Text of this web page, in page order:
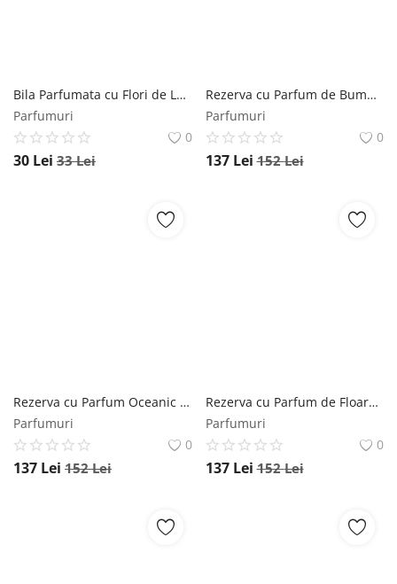
Bila Parfumata cu Flori de Lavanda - KANU Nature Fragrante Ball Levander, 105 g Kanu Nature
Parfumuri
0
30 Lei 33Lei
Rezerva cu Parfum de Bumbac pentru Odorizantul de Camera Mikado - La Casa De Los Aromas Especial Recarga, 1000 ml Mikado
Parfumuri
0
137 Lei 152Lei
Rezerva cu Parfum Oceanic pentru Odorizantul de Camera Mikado - La Casa De Los Aromas Especial Recarga, 1000 ml Mikado
Parfumuri
0
137 Lei 152Lei
Rezerva cu Parfum de Floare de Portocal pentru Odorizantul de Camera Mikado - La Casa De Los Aromas Especial Recarga, 1000 ml Mikado
Parfumuri
0
137 Lei 152Lei